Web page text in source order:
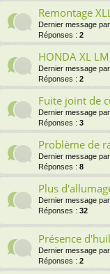
Remontage
Dernier message par
Réponses : 2
HONDA XL
Dernier message par
Réponses : 2
Fuite joint de
Dernier message par
Réponses : 3
Problème de
Dernier message par
Réponses : 8
Plus
Dernier message par
Réponses : 32
Présence
Dernier message par
Réponses : 2